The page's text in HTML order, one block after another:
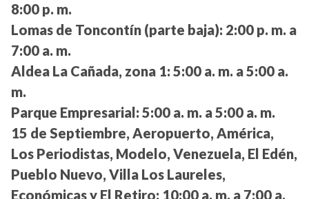
8:00 p. m.
Lomas de Toncontín (parte baja): 2:00 p. m. a
7:00 a. m.
Aldea La Cañada, zona 1: 5:00 a. m. a 5:00 a.
m.
Parque Empresarial: 5:00 a. m. a 5:00 a. m.
15 de Septiembre, Aeropuerto, América,
Los Periodistas, Modelo, Venezuela, El Edén,
Pueblo Nuevo, Villa Los Laureles,
Económicas y El Retiro: 10:00 a. m. a 7:00 a.